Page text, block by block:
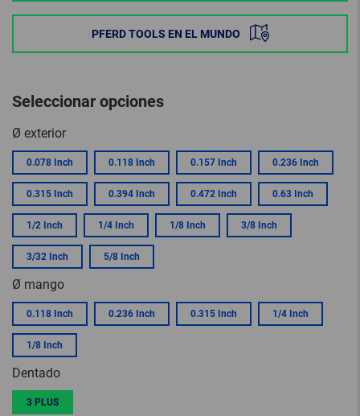
PFERD TOOLS EN EL MUNDO
Seleccionar opciones
Ø exterior
0.078 Inch 0.118 Inch 0.157 Inch 0.236 Inch
0.315 Inch 0.394 Inch 0.472 Inch 0.63 Inch
1/2 Inch 1/4 Inch 1/8 Inch 3/8 Inch
3/32 Inch 5/8 Inch
Ø mango
0.118 Inch 0.236 Inch 0.315 Inch 1/4 Inch
1/8 Inch
Dentado
3 PLUS